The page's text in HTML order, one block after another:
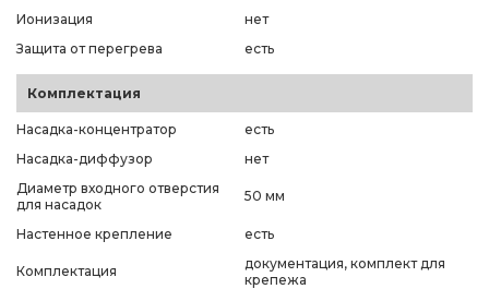
Ионизация
нет
Защита от перегрева
есть
Комплектация
Насадка-концентратор
есть
Насадка-диффузор
нет
Диаметр входного отверстия
для насадок
50 мм
Настенное крепление есть
Комплектация
документация, комплект для
крепежа